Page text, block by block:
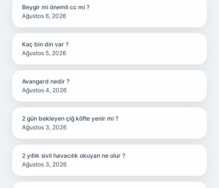
Beygir mi önemli cc mi ?
Ağustos 6, 2026
Kaç bin din var ?
Ağustos 5, 2026
Avangard nedir ?
Ağustos 4, 2026
2 gün bekleyen çiğ köfte yenir mi ?
Ağustos 3, 2026
2 yıllık sivil havacılık okuyan ne olur ?
Ağustos 3, 2026